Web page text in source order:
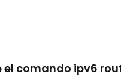
comando ipv6